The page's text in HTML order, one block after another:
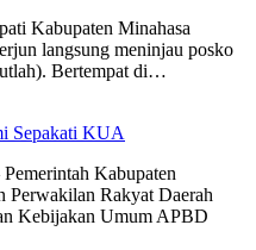
Kabupaten Minahasa
langsung meninjau posko
Bertempat di…
Sepakati KUA
Kabupaten
Perwakilan Rakyat Daerah
Kebijakan Umum APBD